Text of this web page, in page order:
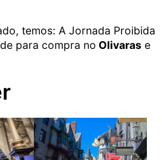
temos: A Jornada Proibida
para compra no Olivarase